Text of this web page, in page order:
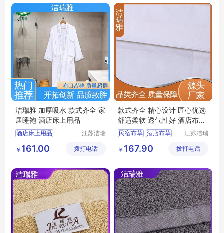
洁瑞雅 加厚吸水 款式齐全 家
居睡袍 酒店床上用品
酒店床上用品
酒店睡袍
江苏洁瑞
有限公司
￥ 161.00 拨打电话
款式齐全 精心设计 匠心优选
舒适柔软 透气性好 酒店布草
洁瑞雅
民宿布草 酒店布草
宾馆布草
客房布草
江苏洁瑞
有限公司
￥ 167.90 拨打电话